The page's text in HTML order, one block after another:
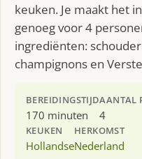
keuken. Je maakt het
genoeg voor 4
ingrediënten:
champignons en
BEREIDINGSTIJD
170 minuten
AANTAL
4
KEUKEN
Hollandse
HERKOMST
Nederland